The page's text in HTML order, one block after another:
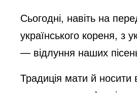
Сьогодні, навіть на
українського кореня, з
— відлуння наших
Традиція мати й